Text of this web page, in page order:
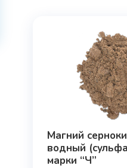
Магний
водный
марки “Ч”